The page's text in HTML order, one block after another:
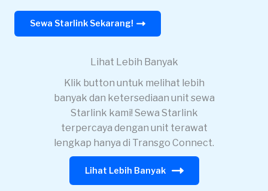
Sewa Starlink Sekarang!
Lihat Lebih Banyak
Klik button untuk melihat lebih
banyak dan ketersediaan unit sewa
Starlink kami! Sewa Starlink
terpercaya dengan unit terawat
lengkap hanya di Transgo Connect.
Lihat Lebih Banyak